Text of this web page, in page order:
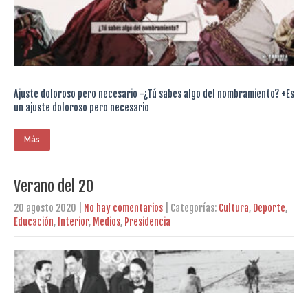
Ajuste doloroso pero necesario -¿Tú sabes algo del nombramiento? +Es
un ajuste doloroso pero necesario
Más
Verano del 20
20 agosto 2020 No hay comentarios | Categorías: Cultura, Deporte,
Educación, Interior, Medios, Presidencia